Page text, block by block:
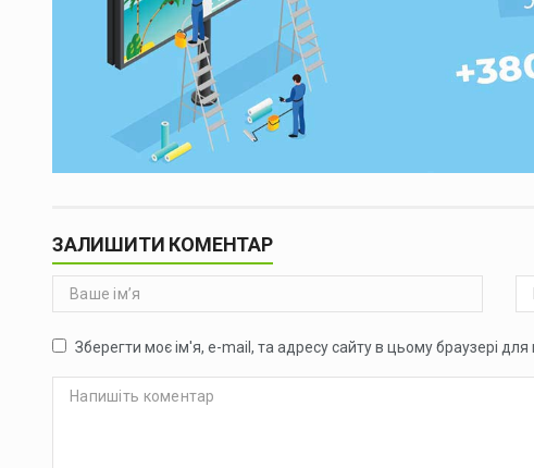
ЗАЛИШИТИ КОМЕНТАР
Зберегти моє ім'я, e-mail, та адресу сайту в цьому браузері